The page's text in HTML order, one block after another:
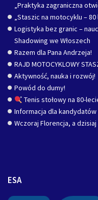
„Praktyka zagraniczna
„Staszic na motocyklu – 80
Logistyka bez granic –
Shadowing we Włoszech
Razem dla Pana Andrzeja!
RAJD MOTOCYKLOWY
Aktywność, nauka i rozwój!
Powód do dumy!
Tenis stołowy na 80-
Informacja dla
Wczoraj Florencja, a dzisiaj
ESA